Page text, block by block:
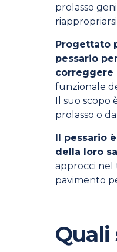
prolasso
Progettato
pessario
correggere
funzionale
Il suo
prolasso o
Il pessario
della loro
approcci nel
pavimento
Quali